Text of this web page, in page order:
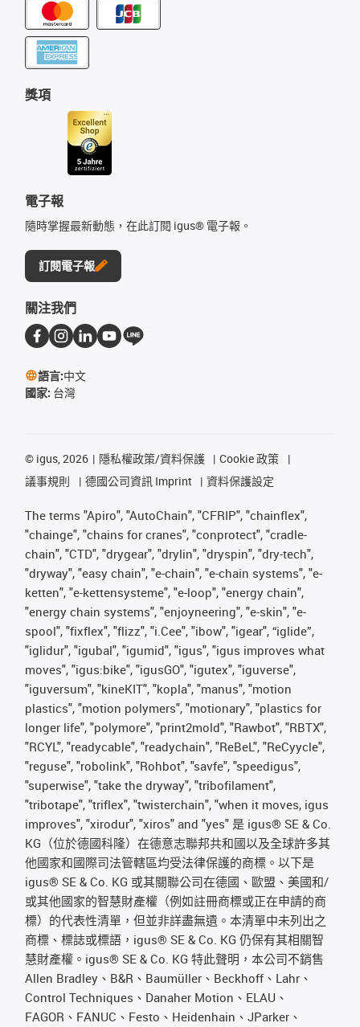
獎項
電子報
隨時掌握最新動態，在此訂閱 igus® 電子報。
訂閱電子報
關注我們
語言:中文
國家: 台灣
© igus, 2026 隱私權政策/資料保護
Cookie 政策
議事規則
德國公司資訊 Imprint 資料保護設定
The terms "Apiro", "AutoChain", "CFRIP", "chainflex",
"chainge", "chains for cranes", "conprotect", "cradle-
chain", "CTD", "drygear", "drylin", "dryspin", "dry-tech",
"dryway", "easy chain", "e-chain", "e-chain systems", "e-
ketten", "e-kettensysteme", "e-loop", "energy chain",
"energy chain systems", "enjoyneering", "e-skin", "e-
spool", "fixflex", "flizz", "i.Cee", "ibow", "igear", “iglide”,
"iglidur", "igubal", "igumid", "igus", "igus improves what
moves", "igus:bike", "igusGO", "igutex", "iguverse",
"iguversum", "kineKIT", "kopla", "manus", "motion
plastics", "motion polymers", "motionary", "plastics for
longer life", "polymore", "print2mold", "Rawbot", "RBTX",
"RCYL", "readycable", "readychain", "ReBeL", "ReCyycle",
"reguse", "robolink", "Rohbot", "savfe", "speedigus",
"superwise", "take the dryway", "tribofilament",
"tribotape", "triflex", "twisterchain", "when it moves, igus
improves", "xirodur", "xiros" and "yes" 是 igus® SE & Co.
KG（位於德國科隆）在德意志聯邦共和國以及全球許多其
他國家和國際司法管轄區均受法律保護的商標。以下是
igus® SE & Co. KG 或其關聯公司在德國、歐盟、美國和/
或其他國家的智慧財產權（例如註冊商標或正在申請的商
標）的代表性清單，但並非詳盡無遺。本清單中未列出之
商標、標誌或標語，igus® SE & Co. KG 仍保有其相關智
慧財產權。igus® SE & Co. KG 特此聲明，本公司不銷售
Allen Bradley、B&R、Baumüller、Beckhoff、Lahr、
Control Techniques、Danaher Motion、ELAU、
FAGOR、FANUC、Festo、Heidenhain、JParker、